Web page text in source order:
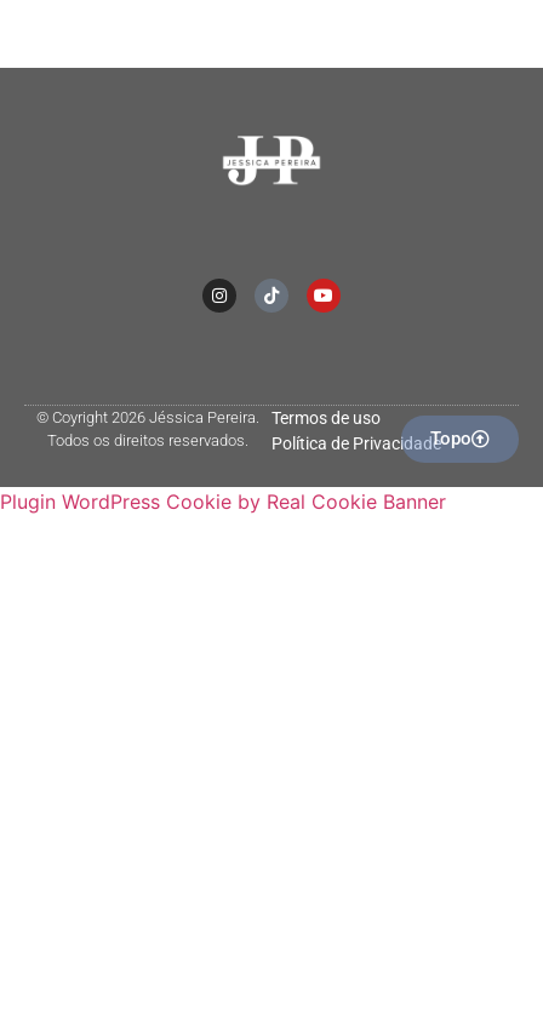
© Coyright 2026 Jéssica Pereira.
Todos os direitos reservados.
Termos de uso
Política de PrivacidadeTopo
Plugin WordPress Cookie by Real Cookie Banner